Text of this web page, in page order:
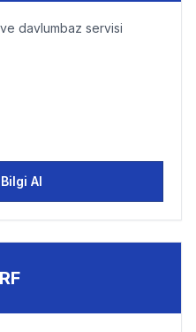
davlumbaz servisi
Al